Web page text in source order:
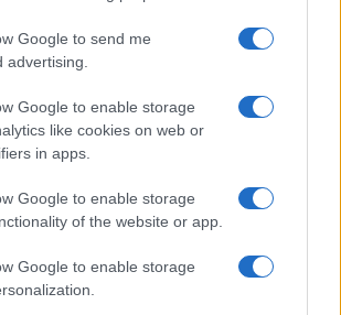
Google to send me
advertising.
Google to enable storage
like cookies on web or
in apps.
Google to enable storage
of the website or app.
Google to enable storage
umanitarie oltre i criteri dei